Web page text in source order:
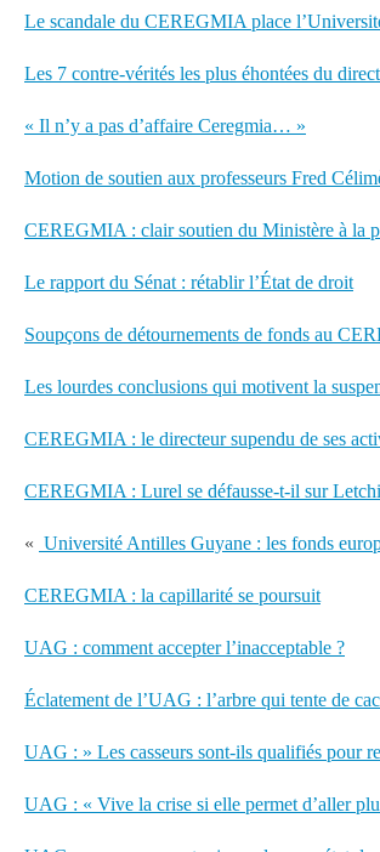
Le scandale du CEREGMIA place
Les 7 contre-vérités les plus éhontées du
« Il n’y a pas d’affaire Ceregmia… »
Motion de soutien aux professeurs Fred
CEREGMIA : clair soutien du Ministère à la
Le rapport du Sénat : rétablir l’État de droit
Soupçons de détournements de fonds au
Les lourdes conclusions qui motivent la
CEREGMIA : le directeur supendu de ses
CEREGMIA : Lurel se défausse-t-il sur
« Université Antilles Guyane : les fonds
CEREGMIA : la capillarité se poursuit
UAG : comment accepter l’inacceptable ?
Éclatement de l’UAG : l’arbre qui tente de
UAG : » Les casseurs sont-ils qualifiés pour
UAG : « Vive la crise si elle permet d’aller